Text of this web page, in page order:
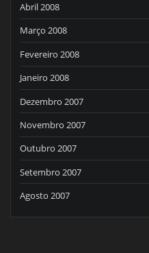
Abril 2008
Março 2008
Fevereiro 2008
Janeiro 2008
Dezembro 2007
Novembro 2007
Outubro 2007
Setembro 2007
Agosto 2007